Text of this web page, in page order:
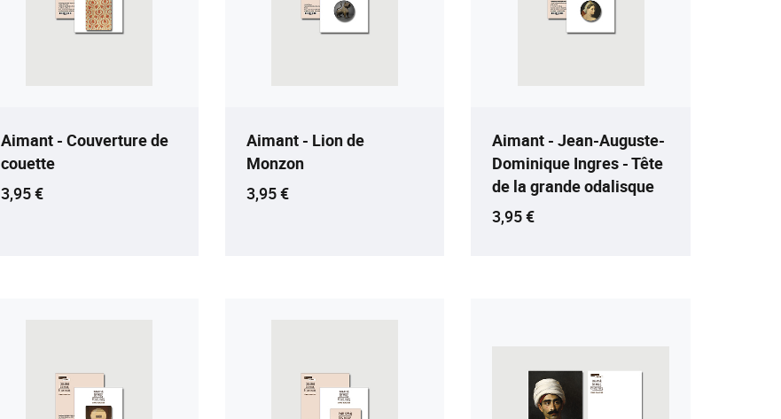
Aimant - Couverture de
couette
Prix ​​actuel
3,95 €
Aimant - Lion de
Monzon
Prix ​​actuel
3,95 €
Aimant - Jean-Auguste-
Dominique Ingres - Tête
de la grande odalisque
Prix ​​actuel
3,95 €